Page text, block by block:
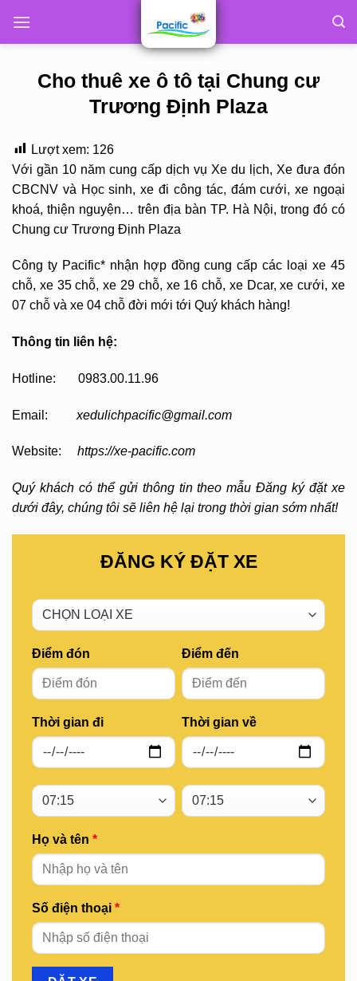
Cho thuê xe ô tô tại Chung cư
Trương Định Plaza
Lượt xem: 126
Với gần 10 năm cung cấp dịch vụ Xe du lịch, Xe đưa đón
CBCNV và Học sinh, xe đi công tác, đám cưới, xe ngoại
khoá, thiện nguyện… trên địa bàn TP. Hà Nội, trong đó có
Chung cư Trương Định Plaza
Công ty Pacific* nhận hợp đồng cung cấp các loại xe 45
chỗ, xe 35 chỗ, xe 29 chỗ, xe 16 chỗ, xe Dcar, xe cưới, xe
07 chỗ và xe 04 chỗ đời mới tới Quý khách hàng!
Thông tin liên hệ:
Hotline: 0983.00.11.96
Email: xedulichpacific@gmail.com
Website: https://xe-pacific.com
Quý khách có thể gửi thông tin theo mẫu Đăng ký đặt xe
dưới đây, chúng tôi sẽ liên hệ lại trong thời gian sớm nhất!
ĐĂNG KÝ ĐẶT XE
Điểm đón
Thời gian đi
Điểm đến
Thời gian về
Họ và tên *
Số điện thoại *